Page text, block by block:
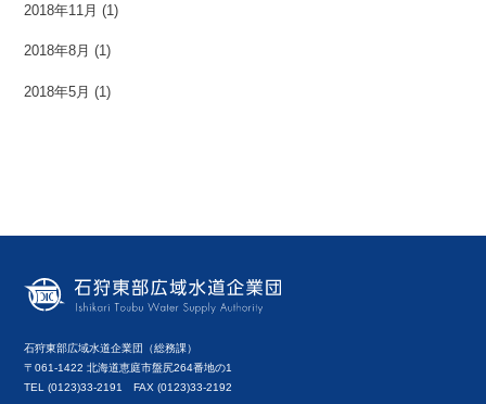
2018年11月 (1)
2018年8月 (1)
2018年5月 (1)
石狩東部広域水道企業団（総務課）
〒061-1422 北海道恵庭市盤尻264番地の1
TEL (0123)33-2191 FAX (0123)33-2192